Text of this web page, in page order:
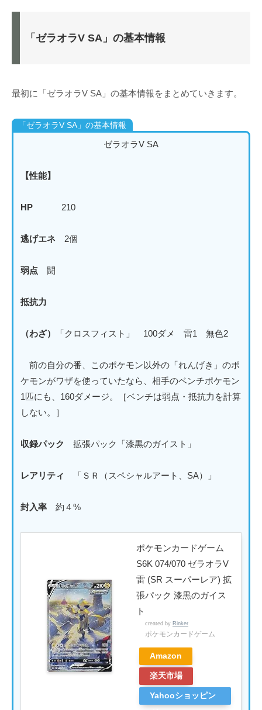
「ゼラオラV SA」の基本情報
最初に「ゼラオラV SA」の基本情報をまとめていきます。
「ゼラオラV SA」の基本情報
ゼラオラV SA
【性能】
HP 210
逃げエネ 2個
弱点 闘
抵抗力
（わざ） 「クロスフィスト」 100ダメ 雷1 無色2
前の自分の番、このポケモン以外の「れんげき」のポ
ケモンがワザを使っていたなら、相手のベンチポケモン
1匹にも、160ダメージ。［ベンチは弱点・抵抗力を計算
しない。］
収録パック 拡張パック「漆黒のガイスト」
レアリティ 「ＳＲ（スペシャルアート、SA）」
封入率 約４%
ポケモンカードゲーム
S6K 074/070 ゼラオラV
雷 (SR スーパーレア) 拡
張パック 漆黒のガイス
ト
created by Rinker
ポケモンカードゲーム
Amazon
楽天市場
Yahooショッピン